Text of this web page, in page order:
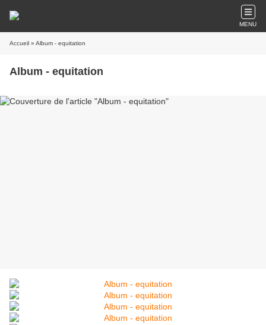
MENU
Accueil » Album - equitation
Album - equitation